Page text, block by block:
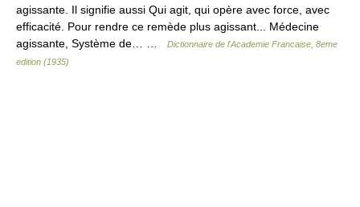
agissante. Il signifie aussi Qui agit, qui opère avec force, avec
efficacité. Pour rendre ce remède plus agissant... Médecine
agissante, Système de… …
Dictionnaire de l'Academie Francaise, 8eme
edition (1935)